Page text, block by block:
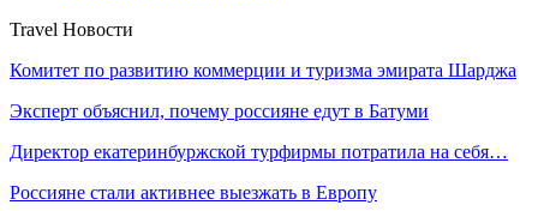
Travel Новости
Комитет по развитию коммерции и туризма эмирата Шарджа
Эксперт объяснил, почему россияне едут в Батуми
Директор екатеринбуржской турфирмы потратила на себя…
Россияне стали активнее выезжать в Европу